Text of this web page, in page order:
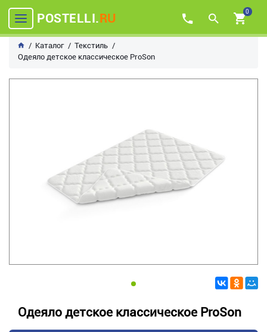
POSTELLI.RU 0
Каталог
Текстиль
Одеяло детское классическое ProSon
Одеяло детское классическое ProSon